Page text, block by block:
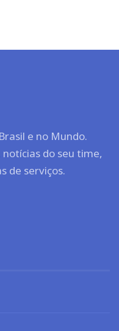
e no Mundo.
do seu time,
de serviços.